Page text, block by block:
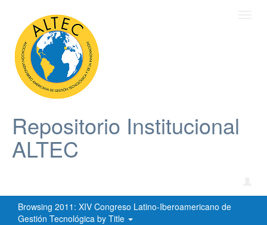
Repositorio Institucional
ALTEC
Browsing 2011: XIV Congreso Latino-Iberoamericano de
Gestión Tecnológica by Title